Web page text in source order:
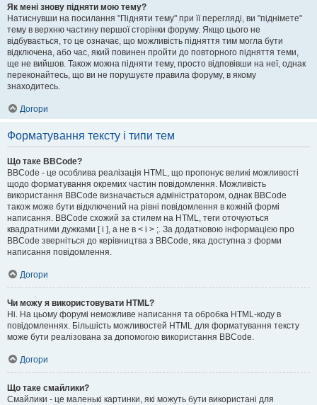
Як мені знову підняти мою тему?
Натиснувши на посилання "Підняти тему" при її перегляді, ви "піднімете"
тему в верхню частину першої сторінки форуму. Якщо цього не
відбувається, то це означає, що можливість підняття тим могла бути
відключена, або час, який повинен пройти до повторного підняття теми,
ще не вийшов. Також можна підняти тему, просто відповівши на неї, однак
переконайтесь, що ви не порушуєте правила форуму, в якому
знаходитесь.
Догори
Форматування тексту і типи тем
Що таке BBCode?
BBCode - це особлива реалізація HTML, що пропонує великі можливості
щодо форматування окремих частин повідомлення. Можливість
використання BBCode визначається адміністратором, однак BBCode
також може бути відключений на рівні повідомлення в кожній формі
написання. BBCode схожий за стилем на HTML, теги оточуються
квадратними дужками [ і ], а не в < і > ;. За додатковою інформацією про
BBCode зверніться до керівництва з BBCode, яка доступна з форми
написання повідомлення.
Догори
Чи можу я використовувати HTML?
Ні. На цьому форумі неможливе написання та обробка HTML-коду в
повідомленнях. Більшість можливостей HTML для форматування тексту
може бути реалізована за допомогою використання BBCode.
Догори
Що таке смайлики?
Смайлики - це маленькі картинки, які можуть бути використані для